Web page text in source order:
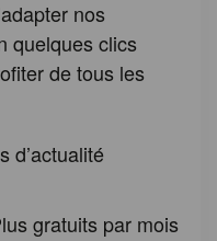
nos
quelques clics
de tous les
d’actualité
gratuits par mois